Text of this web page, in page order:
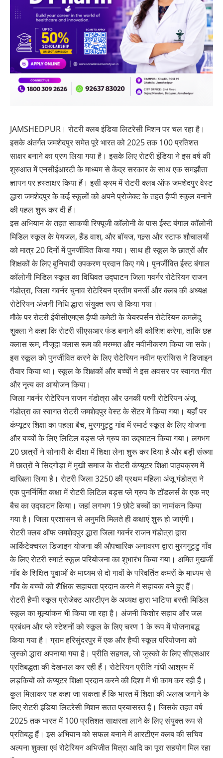
JAMSHEDPUR। रोटरी क्लब इंडिया लिटरेसी मिशन पर चल रहा है।
इसके अंतर्गत जमशेदपुर समेत पूरे भारत को 2025 तक 100 प्रतिशत
साक्षर बनाने का प्रण लिया गया है। इसके लिए रोटरी इंडिया ने इस वर्ष की
शुरुआत में एनसीईआरटी के माध्यम से केंद्र सरकार के साथ एक समझौता
ज्ञापन पर हस्ताक्षर किया हैं। इसी क्रम में रोटरी क्लब ऑफ जमशेदपुर वेस्ट
द्धारा जमशेदपुर के कई स्कूलों को अपने प्रोजेक्ट के तहत हैप्पी स्कूल बनाने
की पहल शुरू कर दी हैं।
इस अभियान के तहत साकची रिफ्यूजी कॉलोनी के पास ईस्ट बंगाल कॉलोनी
मिडिल स्कूल के पेयजल, हैंड वाश, और बॉयज, गल्र्स और स्टाफ शौचालयों
को मात्र 20 दिनों में पुनर्जीवित किया गया। साथ ही स्कूल के छात्रों और
शिक्षकों के लिए बुनियादी उपकरण प्रदान किए गये। पुनर्जीवित ईस्ट बंगाल
कॉलोनी मिडिल स्कूल का विधिवत उद्घाटन जिला गवर्नर रोटेरियन राजन
गंडोत्रा, जिला गवर्नर चुनाव रोटेरियन प्रतीम बनर्जी और क्लब की अध्यक्ष
रोटेरियन अंजनी निधि द्धारा संयुक्त रूप से किया गया।
मौके पर रोटरी ईबीसीएमएस हैप्पी कमेटी के चेयरपर्सन रोटेरियन कमलेंदु
शुक्ला ने कहा कि रोटरी सीएसआर फंड बनाने की कोशिश करेगा, ताकि छह
क्लास रूम, मौजूदा क्लास रूम की मरम्मत और नवीनीकरण किया जा सके।
इस स्कूल को पुनर्जीवित करने के लिए रोटेरियन नवीन फ्रांसिस ने डिजाइन
तैयार किया था। स्कूल के शिक्षकों और बच्चों ने इस अवसर पर स्वागत गीत
और नृत्य का आयोजन किया।
जिला गवर्नर रोटेरियन राजन गंडोत्रा और उनकी पत्नी रोटेरियन अंजू
गंडोत्रा का स्वागत रोटरी जमशेदपुर वेस्ट के सेंटर में किया गया। यहाँ पर
कंप्यूटर शिक्षा का पहला बैच, मुरगगुट्टु गांव में स्मार्ट स्कूल के लिए योजना
और बच्चों के लिए लिटिल बड्स प्ले ग्रुप का उद्घाटन किया गया। लगभग
20 छात्रों ने सोनारी के दीक्षा में शिक्षा लेना शुरू कर दिया है और बड़ी संख्या
में छात्रों ने सिदगोड़ा में मुखी समाज के रोटरी कंप्यूटर शिक्षा पाठ्यक्रम में
दाखिला लिया है। रोटरी जिला 3250 की प्रथम महिला अंजू गंडोत्रा ने
एक पुनर्निर्मित कक्षा में रोटरी लिटिल बड्स प्ले ग्रुप के टॉडलर्स के एक नए
बैच का उद्घाटन किया। जहां लगभग 19 छोटे बच्चों का नामांकन किया
गया है। जिला प्रशासन से अनुमति मिलते ही कक्षाएं शुरू हो जाएंगी।
रोटरी क्लब ऑफ जमशेदपुर द्धारा जिला गवर्नर राजन गंडोत्रा द्वारा
आर्किटेक्चरल डिजाइन योजना की औपचारिक अनावरण द्वारा मुरगगुट्टु गाँव
के लिए रोटरी स्मार्ट स्कूल परियोजना का शुभारंभ किया गया। अमित मुखर्जी
गाँव के शिक्षित युवाओं के माध्यम से दो गावों के परिवर्तित कमरों के माध्यम से
गाँव के बच्चों को शैक्षिक सहायता प्रदान करने में सहायक बने हुए हैं।
रोटरी हैप्पी स्कूल प्रोजेक्ट आरटीएन के अध्यक्ष द्वारा भाटिया बस्ती मिडिल
स्कूल का मूल्यांकन भी किया जा रहा है। अंजनी किशोर सहाय और जल
प्रबंधन और प्ले स्टेशनों को स्कूल के लिए चरण 1 के रूप में योजनाबद्ध
किया गया है। ग्राम हरिसुंदरपुर में एक और हैप्पी स्कूल परियोजना को
जुस्को द्धारा अपनाया गया है। प्रीति सहगल, जो जुस्को के लिए सीएसआर
प्रतिबद्धता की देखभाल कर रही हैं। रोटेरियन प्रीति गांधी आश्रम में
लड़कियों को कंप्यूटर शिक्षा प्रदान करने की दिशा में भी काम कर रही हैं।
कुल मिलाकर यह कहा जा सकता हैं कि भारत में शिक्षा की अलख जगाने के
लिए रोटरी इंडिया लिटरेसी मिशन सतत प्रयासरत हैं। जिसके तहत वर्ष
2025 तक भारत में 100 प्रतिशत साक्षरता लाने के लिए संयुक्त रूप से
प्रतिबद्ध हैं। इस अभियान को सफल बनाने में आरटीएन क्लब की सचिव
अल्पना शुक्ला एवं रोटेरियन अभिजीत मित्रा आदि का पूरा सहयोग मिल रहा